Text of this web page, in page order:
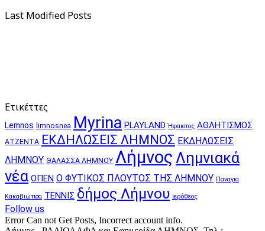
Last Modified Posts
Ετικέττες
Lemnos limnosnea Myrina PLAYLAND Ήφαιστος ΑΘΛΗΤΙΣΜΟΣ
ΑΤΖΕΝΤΑ ΕΚΔΗΛΩΣΕΙΣ ΛΗΜΝΟΣ ΕΚΔΗΛΩΣΕΙΣ
ΛΗΜΝΟΥ ΘΑΛΑΣΣΑ ΛΗΜΝΟΥ Λήμνος Λημνιακά
νέα ΟΠΕΝ Ο ΦΥΤΙΚΟΣ ΠΛΟΥΤΟΣ ΤΗΣ ΛΗΜΝΟΥ Παναγια
Κακαβιώτισα ΤΕΝΝΙΣ δήμος Λήμνου ιερόθεος
Follow us
Error Can not Get Posts, Incorrect account info.